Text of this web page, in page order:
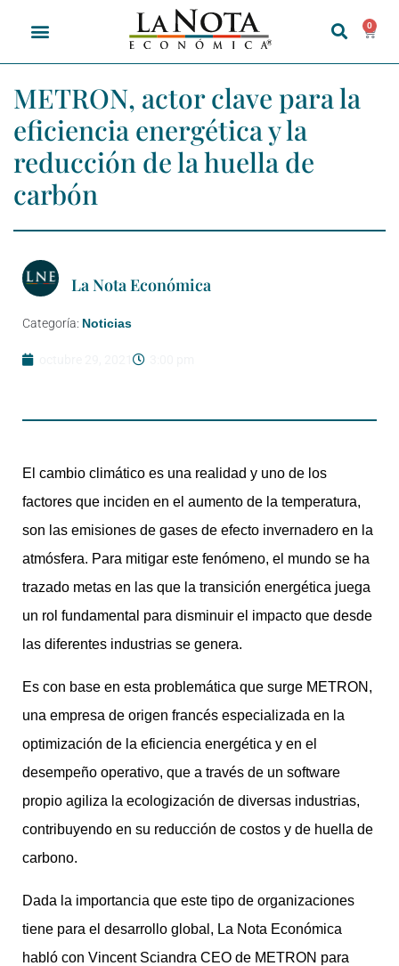
0
METRON, actor clave para la
eficiencia energética y la
reducción de la huella de
carbón
La Nota Económica
Categoría: Noticias
El cambio climático es una realidad y uno de los
factores que inciden en el aumento de la temperatura,
son las emisiones de gases de efecto invernadero en la
atmósfera. Para mitigar este fenómeno, el mundo se ha
trazado metas en las que la transición energética juega
un rol fundamental para disminuir el impacto que desde
las diferentes industrias se genera.
Es con base en esta problemática que surge METRON,
una empresa de origen francés especializada en la
optimización de la eficiencia energética y en el
desempeño operativo, que a través de un software
propio agiliza la ecologización de diversas industrias,
contribuyendo en su reducción de costos y de huella de
carbono.
Dada la importancia que este tipo de organizaciones
tiene para el desarrollo global, La Nota Económica
habló con Vincent Sciandra CEO de METRON para